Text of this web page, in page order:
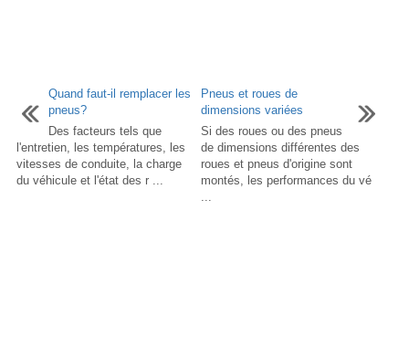
Quand faut-il remplacer les
pneus?
Des facteurs tels que
l'entretien, les températures, les
vitesses de conduite, la charge
du véhicule et l'état des r ...
Pneus et roues de
dimensions variées
Si des roues ou des pneus
de dimensions différentes des
roues et pneus d'origine sont
montés, les performances du vé
...